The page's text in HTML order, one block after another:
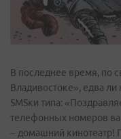
В последнее время, по
Владивостоке», едва ли
SMSки типа:
телефонных номеров
– домашний кинотеатр!